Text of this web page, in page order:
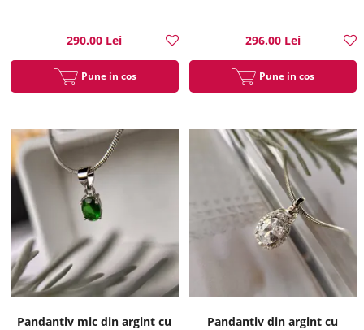
290.00 Lei
Pune in cos
296.00 Lei
Pune in cos
Pandantiv mic din argint cu
Pandantiv din argint cu